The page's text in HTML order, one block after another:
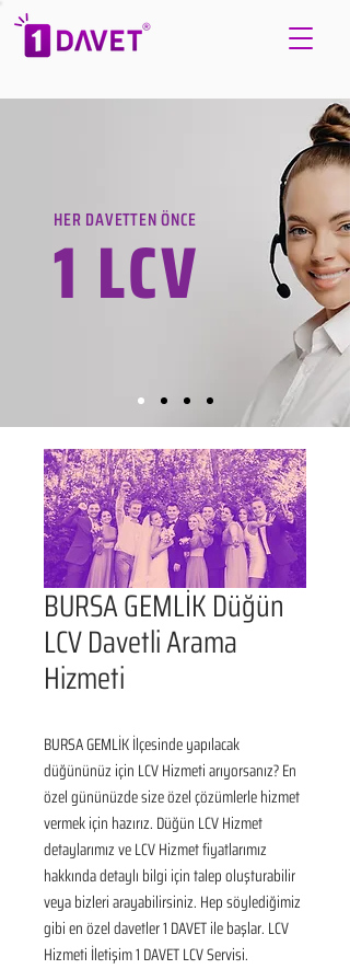
HER DAVETTEN ÖNCE
1 LCV
BURSA GEMLİK Düğün
LCV Davetli Arama
Hizmeti
BURSA GEMLİK İlçesinde yapılacak
düğününüz için LCV Hizmeti arıyorsanız? En
özel gününüzde size özel çözümlerle hizmet
vermek için hazırız. Düğün LCV Hizmet
detaylarımız ve LCV Hizmet fiyatlarımız
hakkında detaylı bilgi için talep oluşturabilir
veya bizleri arayabilirsiniz. Hep söylediğimiz
gibi en özel davetler 1 DAVET ile başlar. LCV
Hizmeti İletişim 1 DAVET LCV Servisi.